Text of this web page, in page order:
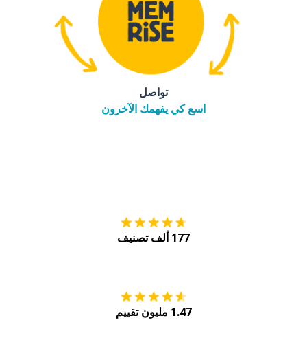
تواصل
اسع كي يفهمك الآخرون
177 ألف تصنيف
1.47 مليون تقييم